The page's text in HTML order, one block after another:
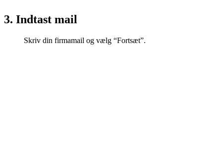
3. Indtast mail
Skriv din firmamail og vælg “Fortsæt”.